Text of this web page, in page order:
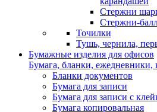
Стержни
Стержни-
Точилки
Тушь, чернила,
Бумажные изделия для офисов
Бумага, бланки, ежедневники,
Бланки документов
Бумага для записи
Бумага для записи с
Бумага копировальная